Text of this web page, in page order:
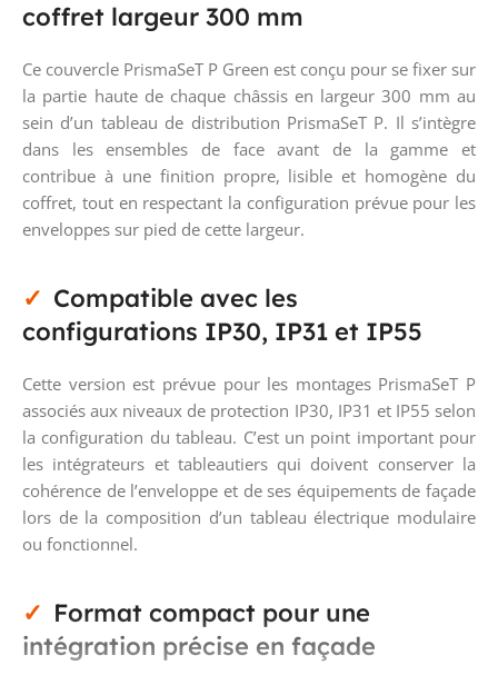
coffret largeur 300 mm
Ce couvercle PrismaSeT P Green est conçu pour se fixer sur
la partie haute de chaque châssis en largeur 300 mm au
sein d’un tableau de distribution PrismaSeT P. Il s’intègre
dans les ensembles de face avant de la gamme et
contribue à une finition propre, lisible et homogène du
coffret, tout en respectant la configuration prévue pour les
enveloppes sur pied de cette largeur.
Compatible avec les
configurations IP30, IP31 et IP55
Cette version est prévue pour les montages PrismaSeT P
associés aux niveaux de protection IP30, IP31 et IP55 selon
la configuration du tableau. C’est un point important pour
les intégrateurs et tableautiers qui doivent conserver la
cohérence de l’enveloppe et de ses équipements de façade
lors de la composition d’un tableau électrique modulaire
ou fonctionnel.
Format compact pour une
intégration précise en façade